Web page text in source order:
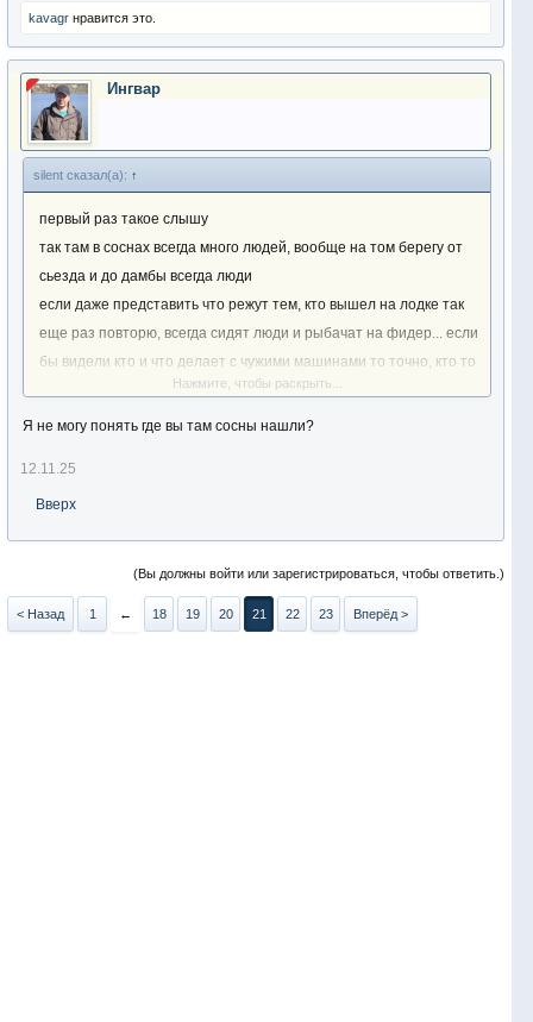
kavagr нравится это.
Ингвар
silent сказал(а): ↑
первый раз такое слышу
так там в соснах всегда много людей, вообще на том берегу от
сьезда и до дамбы всегда люди
если даже представить что режут тем, кто вышел на лодке так
еще раз повторю, всегда сидят люди и рыбачат на фидер... если
бы видели кто и что делает с чужими машинами то точно, кто то
сказал или вообще "вломили"
а вообще кто его знает....
Нажмите, чтобы раскрыть...
Я не могу понять где вы там сосны нашли?
12.11.25
Вверх
(Вы должны войти или зарегистрироваться, чтобы ответить.)
< Назад 1 ← 18 19 20 21 22 23 Вперёд >